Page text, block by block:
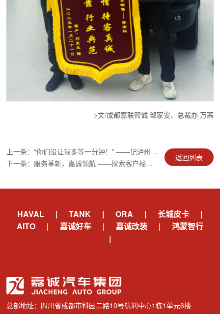
>文/成都嘉联智诚 邹家雯、总裁办 万茜
上一条：“你们没让我多等一分钟！” ——记泸州AITO服务主管朱洪与团队的“利他”行动
下一条：服务革新，嘉诚领航 ——探索客户经理制服务模式
返回列表
HAVAL | TANK | ORA | 长城皮卡
|
AITO
| 嘉诚好车 | 嘉诚改装 |
鸿蒙智行
|
总部地址：四川省成都市科园二路10号航利中心1栋1单元6楼